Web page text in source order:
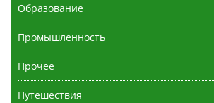
Образование
Промышленность
Прочее
Путешествия